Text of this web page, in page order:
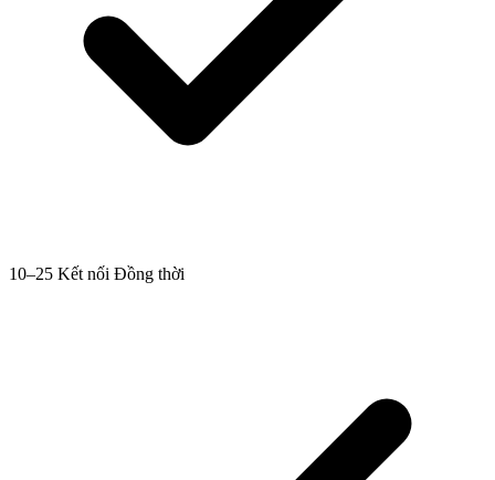
10–25 Kết nối Đồng thời